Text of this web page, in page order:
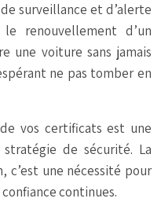
surveillance et d’alerte
renouvellement d’un
une voiture sans jamais
ne pas tomber en
vos certificats est une
de sécurité. La
c’est une nécessité pour
continues.